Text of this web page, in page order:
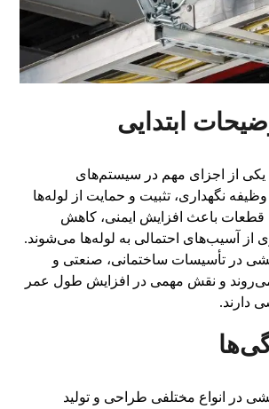
ابتدایی
از اجزای مهم در سیستم‌های
نگهداری، تثبیت و حمایت از لوله‌ها
قطعات باعث افزایش ایمنی، کاهش
از آسیب‌های احتمالی به لوله‌ها می‌شوند.
در تأسیسات ساختمانی، صنعتی و
می‌روند و نقش مهمی در افزایش طول عمر
دارند.
در انواع مختلفی طراحی و تولید